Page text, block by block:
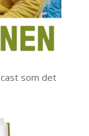
som det